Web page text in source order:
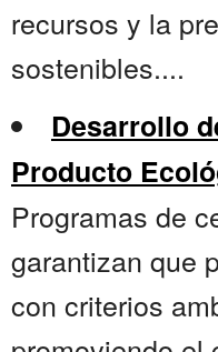
recursos y la
sostenibles....
Desarrollo
Producto
Programas de
garantizan que
con criterios